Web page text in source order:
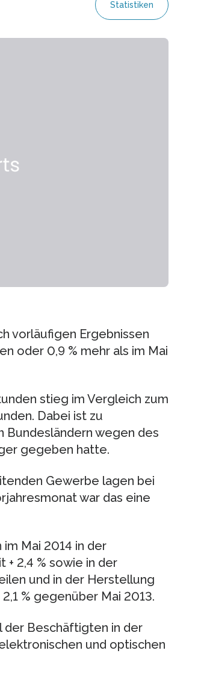
Statistiken
vorläufigen Ergebnissen
oder 0,9 % mehr als im Mai
stieg im Vergleich zum
Dabei ist zu
Bundesländern wegen des
gegeben hatte.
Gewerbe lagen bei
war das eine
Mai 2014 in der
2,4 % sowie in der
und in der Herstellung
% gegenüber Mai 2013.
der Beschäftigten in der
und optischen